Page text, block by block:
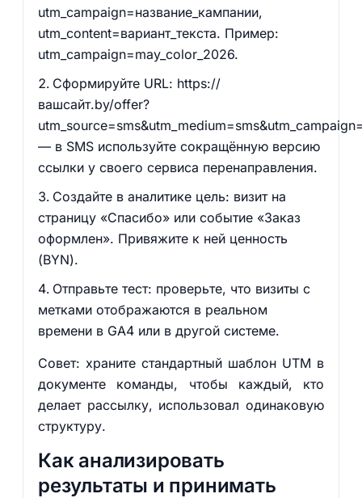
utm_campaign=название_кампании,
utm_content=вариант_текста. Пример:
utm_campaign=may_color_2026.
Сформируйте URL: https://
вашсайт.by/offer?
— в SMS используйте сокращённую версию
ссылки у своего сервиса перенаправления.
Создайте в аналитике цель: визит на
страницу «Спасибо» или событие «Заказ
оформлен». Привяжите к ней ценность
(BYN).
Отправьте тест: проверьте, что визиты с
метками отображаются в реальном
времени в GA4 или в другой системе.
Совет: храните стандартный шаблон UTM в
документе команды, чтобы каждый, кто
делает рассылку, использовал одинаковую
структуру.
Как анализировать
результаты и принимать